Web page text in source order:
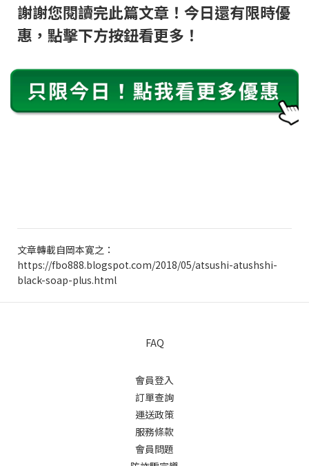
謝謝您閱讀完此篇文章！今日還有限時優
惠，點擊下方按鈕看更多！
文章轉載自岡本寛之 ：
https://fbo888.blogspot.com/2018/05/atsushi-atushshi-
black-soap-plus.html
FAQ
會員登入
訂單查詢
運送政策
服務條款
會員問題